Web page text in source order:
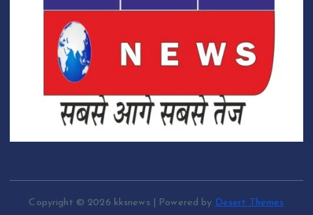
Copyright © 2026 kksnews | Powered by Desert Themes